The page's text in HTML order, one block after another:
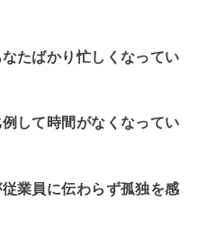
たばかり忙しくなってい
して時間がなくなってい
業員に伝わらず孤独を感